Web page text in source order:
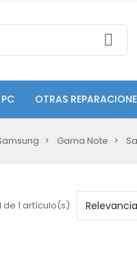
OTRAS
Gama Note
de 1 artículo(s)